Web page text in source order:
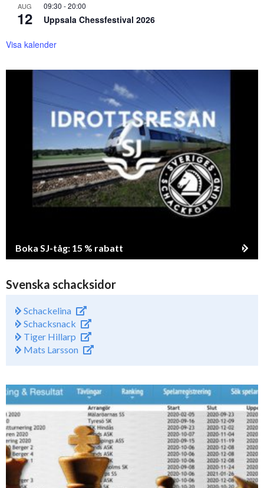
AUG
12
09:30 -20:00
Uppsala Chessfestival 2026
Visa kalender
Boka SJ-tåg: 15 % rabatt
Svenska schacksidor
Schackelina
Schacksnack
Tiger Hillarp
Mats Larsson